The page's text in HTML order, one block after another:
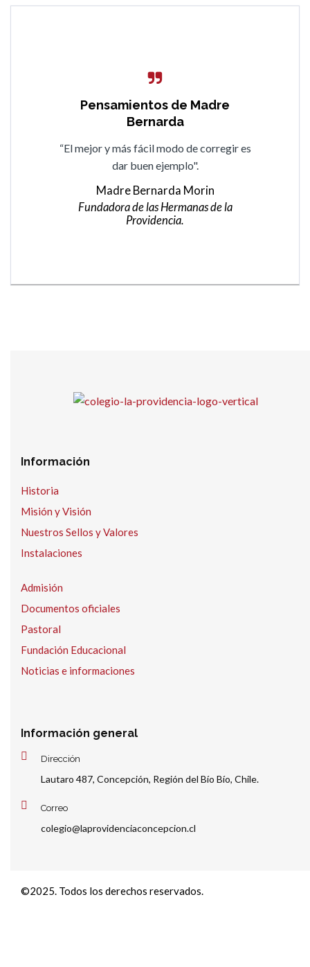
Pensamientos de Madre
Bernarda
“El mejor y más fácil modo de corregir es
dar buen ejemplo".
Madre Bernarda Morin
Fundadora de las Hermanas de la
Providencia.
Pensamientos de Madre
Bernarda
“Todo lo que no se sabe se aprende si hay
buena voluntad en el cumplimiento de los
deberes […] vamos andando aunque sea a
paso lento”.
Madre Bernarda Morin
Información
Historia
Misión y Visión
Nuestros Sellos y Valores
Instalaciones
Admisión
Documentos oficiales
Pastoral
Fundación Educacional
Noticias e informaciones
Información general
Dirección
Lautaro 487, Concepción, Región del Bío Bío, Chile.
Correo
colegio@laprovidenciaconcepcion.cl
©2025. Todos los derechos reservados.